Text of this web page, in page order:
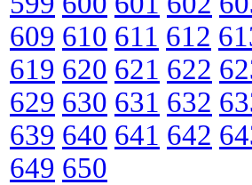
609 610 611 612
619 620 621 622
629 630 631 632
639 640 641 642
649 650